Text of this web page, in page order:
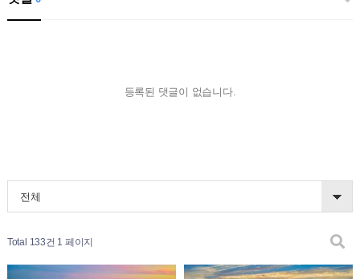
등록된 댓글이 없습니다.
전체
Total 133건 1 페이지